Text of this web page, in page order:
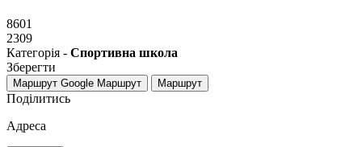
8601
2309
Категорія - Спортивна школа
Зберегти
Маршрут Google Маршрут Маршрут
Поділитись
Адреса